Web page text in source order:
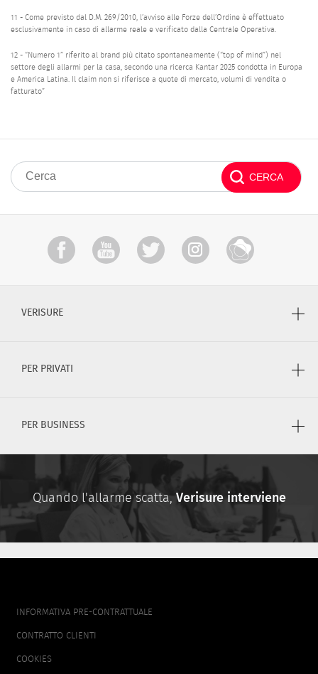
11 - Come previsto dal D.M. 269/2010, l’avviso alle Forze dell’Ordine è effettuato
esclusivamente in caso di allarme reale e verificato dalla Centrale Operativa.
12 - “Numero 1” riferito al brand più citato spontaneamente (“top of mind”) nel
settore degli allarmi per la casa, secondo una ricerca Kantar 2025 condotta in Europa
e America Latina. Il claim non si riferisce a quote di mercato, volumi di vendita o
fatturato”
VERISURE
PER PRIVATI
PER BUSINESS
Quando l'allarme scatta,Verisure interviene
FOOTER
INFORMATIVA PRE-CONTRATTUALE
CONTRATTO CLIENTI
COOKIES